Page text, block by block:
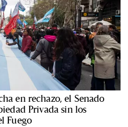
en rechazo, el Senado
Privada sin los
Fuego